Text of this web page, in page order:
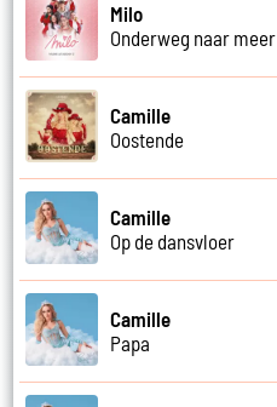
Milo
Onderweg naar meer
Camille
Oostende
Camille
Op de dansvloer
Camille
Papa